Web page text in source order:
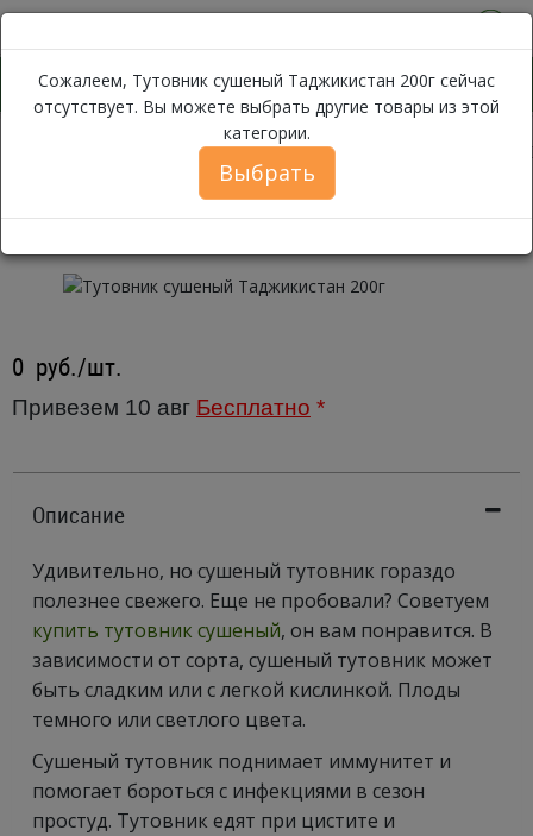
Сухофрукты Тутовник сушеный
Сожалеем, Тутовник сушеный Таджикистан 200г сейчас
отсутствует. Вы можете выбрать другие товары из этой
категории.
Выбрать
Тутовник сушеный Таджикистан
200г
0 руб./шт.
Привезем 10 авг Бесплатно *
Описание
Удивительно, но сушеный тутовник гораздо
полезнее свежего. Еще не пробовали? Советуем
купить тутовник сушеный, он вам понравится. В
зависимости от сорта, сушеный тутовник может
быть сладким или с легкой кислинкой. Плоды
темного или светлого цвета.
Сушеный тутовник поднимает иммунитет и
помогает бороться с инфекциями в сезон
простуд. Тутовник едят при цистите и